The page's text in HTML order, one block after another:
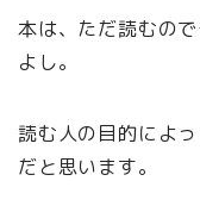
本は、ただ読むの
よし。
読む人の目的によ
だと思います。